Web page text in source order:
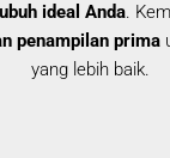
ideal Anda.
penampilan prima
yang lebih baik.